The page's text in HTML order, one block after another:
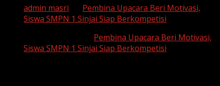
admin masri
Pembina Upacara Beri Motivasi,
Siswa SMPN 1 Sinjai Siap Berkompetisi
Pembina Upacara Beri Motivasi,
Siswa SMPN 1 Sinjai Siap Berkompetisi